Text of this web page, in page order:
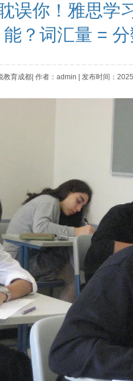
误你！雅思学
能？词汇量 = 分
教育成都| 作者：admin | 发布时间：